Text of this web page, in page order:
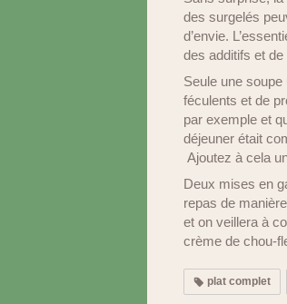
des surgelés
d’envie.
des additifs et de
Seule une
féculents et de
par exemple et
déjeuner était
Ajoutez à cela
Deux mises en
repas de
et on veillera à
crème de chou-
plat complet